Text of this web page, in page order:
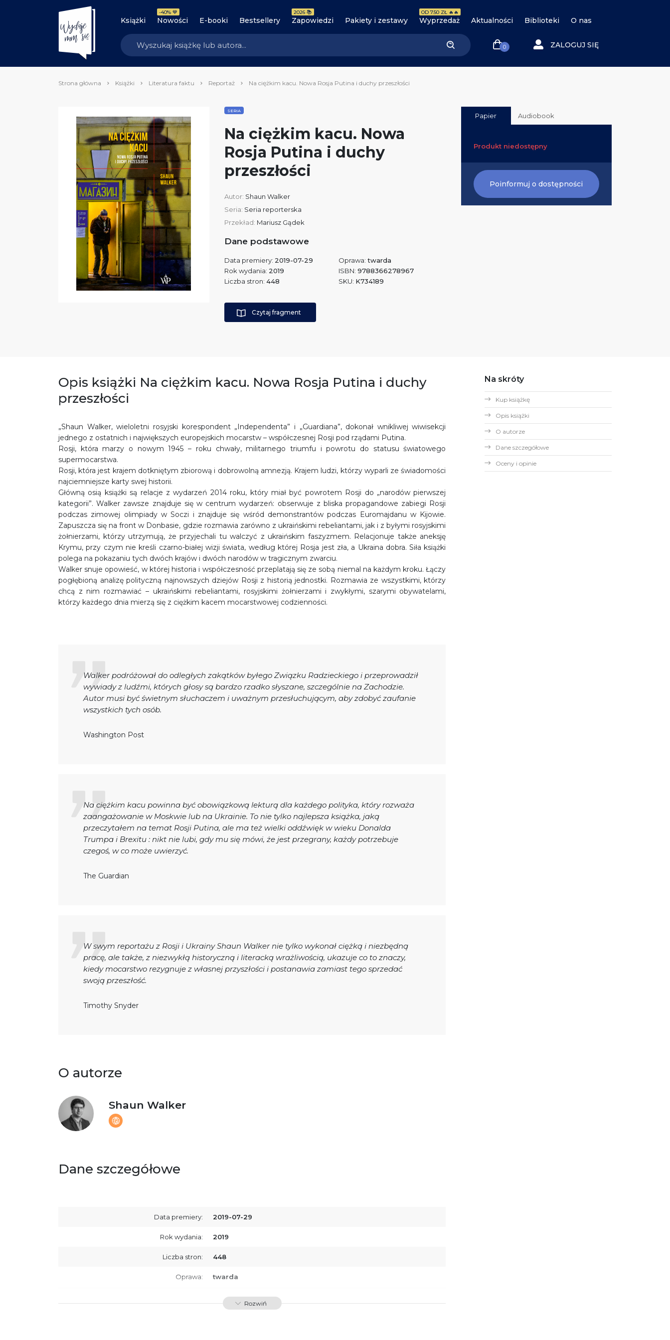
Książki Nowości
-40% 💙
E-booki Bestsellery Zapowiedzi
2026 📚
Pakiety i zestawy Wyprzedaż
OD 7.50 ZŁ 🔥🔥
Aktualności Biblioteki O nas
0 ZALOGUJ SIĘ
Strona główna Książki Literatura faktu Reportaż Na ciężkim kacu. Nowa Rosja Putina i duchy przeszłości
SERIA
Na ciężkim kacu. Nowa
Rosja Putina i duchy
przeszłości
Autor: Shaun Walker
Seria: Seria reporterska
Przekład: Mariusz Gądek
Dane podstawowe
Data premiery: 2019-07-29
Rok wydania: 2019
Liczba stron: 448
Oprawa: twarda
ISBN: 9788366278967
SKU: K734189
Czytaj fragment
Papier Audiobook
Produkt niedostępny
Poinformuj o dostępności
Opis książki Na ciężkim kacu. Nowa Rosja Putina i duchy
przeszłości
„Shaun Walker, wieloletni rosyjski korespondent „Independenta” i „Guardiana”, dokonał wnikliwej wiwisekcji
jednego z ostatnich i największych europejskich mocarstw – współczesnej Rosji pod rządami Putina.
Rosji, która marzy o nowym 1945 – roku chwały, militarnego triumfu i powrotu do statusu światowego
supermocarstwa.
Rosji, która jest krajem dotkniętym zbiorową i dobrowolną amnezją. Krajem ludzi, którzy wyparli ze świadomości
najciemniejsze karty swej historii.
Główną osią książki są relacje z wydarzeń 2014 roku, który miał być powrotem Rosji do „narodów pierwszej
kategorii”. Walker zawsze znajduje się w centrum wydarzeń: obserwuje z bliska propagandowe zabiegi Rosji
podczas zimowej olimpiady w Soczi i znajduje się wśród demonstrantów podczas Euromajdanu w Kijowie.
Zapuszcza się na front w Donbasie, gdzie rozmawia zarówno z ukraińskimi rebeliantami, jak i z byłymi rosyjskimi
żołnierzami, którzy utrzymują, że przyjechali tu walczyć z ukraińskim faszyzmem. Relacjonuje także aneksję
Krymu, przy czym nie kreśli czarno-białej wizji świata, według której Rosja jest zła, a Ukraina dobra. Siła książki
polega na pokazaniu tych dwóch krajów i dwóch narodów w tragicznym zwarciu.
Walker snuje opowieść, w której historia i współczesność przeplatają się ze sobą niemal na każdym kroku. Łączy
pogłębioną analizę polityczną najnowszych dziejów Rosji z historią jednostki. Rozmawia ze wszystkimi, którzy
chcą z nim rozmawiać – ukraińskimi rebeliantami, rosyjskimi żołnierzami i zwykłymi, szarymi obywatelami,
którzy każdego dnia mierzą się z ciężkim kacem mocarstwowej codzienności.
Walker podróżował do odległych zakątków byłego Związku Radzieckiego i przeprowadził
wywiady z ludźmi, których głosy są bardzo rzadko słyszane, szczególnie na Zachodzie.
Autor musi być świetnym słuchaczem i uważnym przesłuchującym, aby zdobyć zaufanie
wszystkich tych osób.
Washington Post
Na ciężkim kacu powinna być obowiązkową lekturą dla każdego polityka, który rozważa
zaangażowanie w Moskwie lub na Ukrainie. To nie tylko najlepsza książka, jaką
przeczytałem na temat Rosji Putina, ale ma też wielki oddźwięk w wieku Donalda
Trumpa i Brexitu : nikt nie lubi, gdy mu się mówi, że jest przegrany, każdy potrzebuje
czegoś, w co może uwierzyć.
The Guardian
W swym reportażu z Rosji i Ukrainy Shaun Walker nie tylko wykonał ciężką i niezbędną
pracę, ale także, z niezwykłą historyczną i literacką wrażliwością, ukazuje co to znaczy,
kiedy mocarstwo rezygnuje z własnej przyszłości i postanawia zamiast tego sprzedać
swoją przeszłość.
Timothy Snyder
O autorze
Shaun Walker
Dane szczegółowe
Data premiery: 2019-07-29
Rok wydania: 2019
Liczba stron: 448
Oprawa: twarda
9788366278967
Rozwiń
Na skróty
Kup książkę
Opis książki
O autorze
Dane szczegółowe
Oceny i opinie